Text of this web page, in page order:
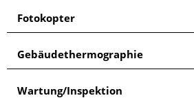
Fotokopter
Gebäudethermographie
Wartung/Inspektion